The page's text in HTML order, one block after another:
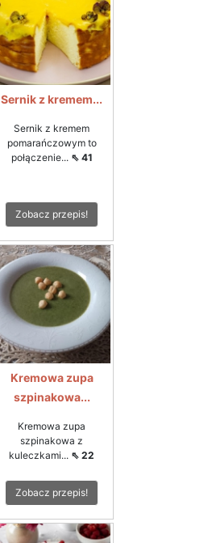
Sernik z kremem...
Sernik z kremem
pomarańczowym to
połączenie... ⇖ 41
Zobacz przepis!
Kremowa zupa
szpinakowa...
Kremowa zupa
szpinakowa z
kuleczkami... ⇖ 22
Zobacz przepis!